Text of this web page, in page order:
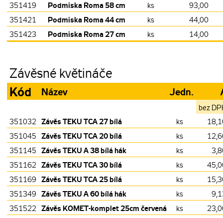
351419
Podmiska Roma 58 cm ks
93,00
351421
Podmiska Roma 44 cm ks
44,00
351423
Podmiska Roma 27 cm ks 14,00
Závěsné květináče
Kód Název Jedn.
bez
351032 Závěs TEKU TCA 27 bílá ks
351045 Závěs TEKU TCA 20 bílá ks
351145 Závěs TEKU A 38 bílá hák ks
351162 Závěs TEKU TCA 30 bílá ks
351169 Závěs TEKU TCA 25 bílá ks
351349 Závěs TEKU A 60 bílá hák ks
351522 Závěs KOMET-komplet 25cm červená ks